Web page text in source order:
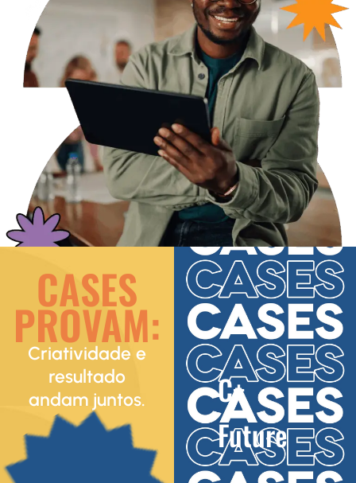
CASES
PROVAM:
Criatividade e
resultado
andam juntos.
C+
Future